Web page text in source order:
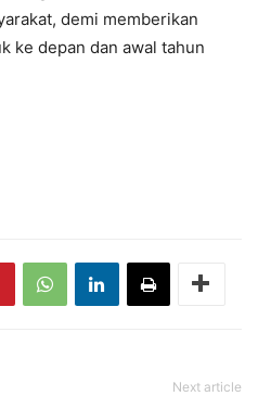
demi memberikan
ke depan dan awal tahun
Next article